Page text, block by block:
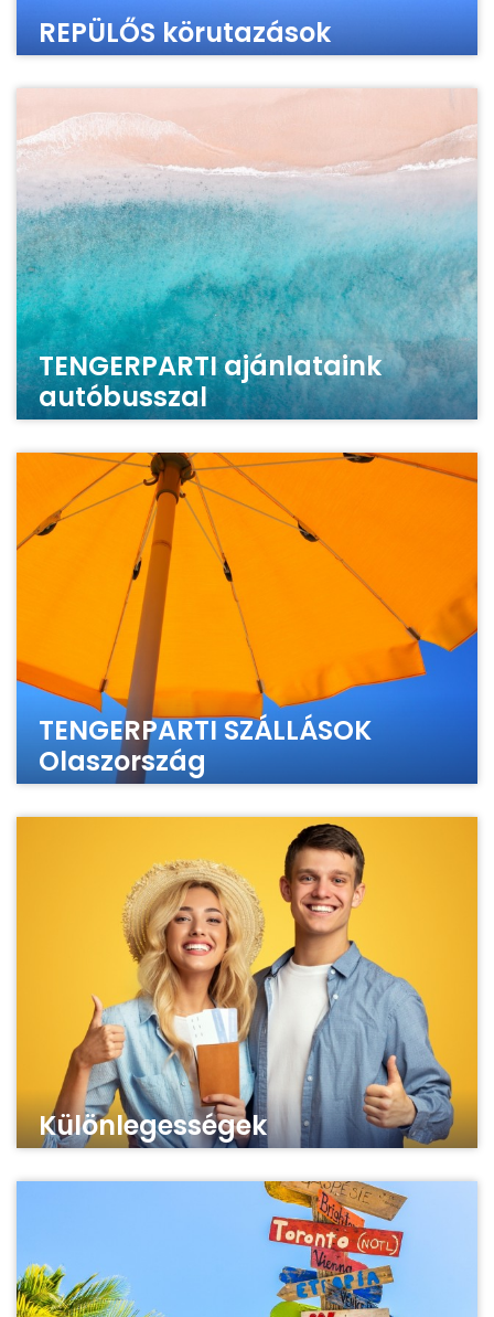
REPÜLŐS körutazások
TENGERPARTI ajánlataink
autóbusszal
TENGERPARTI SZÁLLÁSOK
Olaszország
Különlegességek